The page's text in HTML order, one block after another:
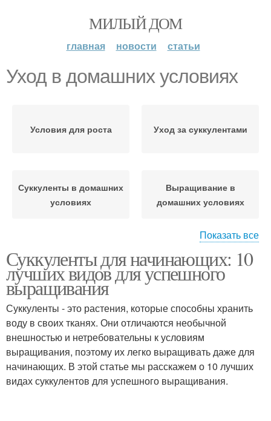
МИЛЫЙ ДОМ
главная новости статьи
Уход в домашних условиях
Условия для роста Уход за суккулентами
Суккуленты в домашних
условиях
Выращивание в
домашних условиях
Уход за гранатом
Гранат в домашних
условиях
Домашние условия Условия в горшке
Размножение в
Разведение в домашних
Показать все
Суккуленты для начинающих: 10
лучших видов для успешного
выращивания
Суккуленты - это растения, которые способны хранить
воду в своих тканях. Они отличаются необычной
внешностью и нетребовательны к условиям
выращивания, поэтому их легко выращивать даже для
начинающих. В этой статье мы расскажем о 10 лучших
видах суккулентов для успешного выращивания.